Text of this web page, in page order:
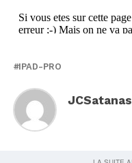
IPAD-PRO
JCSatanas